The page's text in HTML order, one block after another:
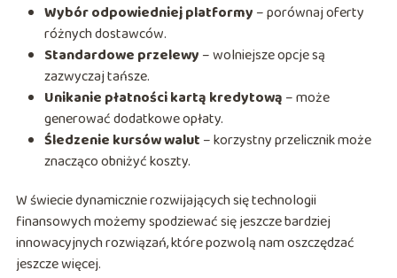
Wybór odpowiedniej platformy – porównaj oferty
różnych dostawców.
Standardowe przelewy – wolniejsze opcje są
zazwyczaj tańsze.
Unikanie płatności kartą kredytową – może
generować dodatkowe opłaty.
Śledzenie kursów walut – korzystny przelicznik może
znacząco obniżyć koszty.
W świecie dynamicznie rozwijających się technologii
finansowych możemy spodziewać się jeszcze bardziej
innowacyjnych rozwiązań, które pozwolą nam oszczędzać
jeszcze więcej.